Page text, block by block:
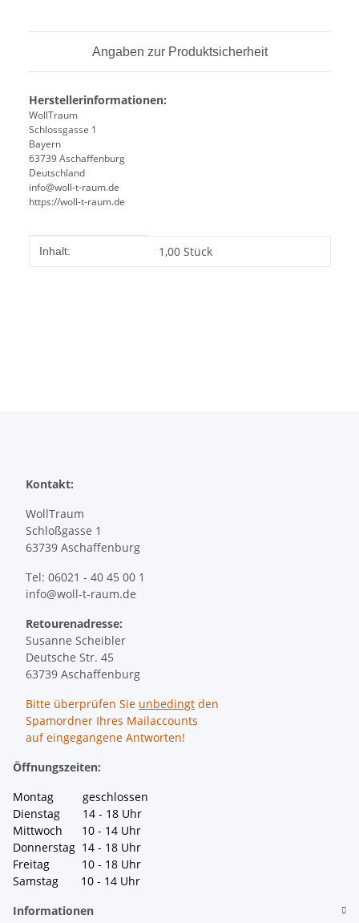
Angaben zur Produktsicherheit
Herstellerinformationen:
WollTraum
Schlossgasse 1
Bayern
63739 Aschaffenburg
Deutschland
info@woll-t-raum.de
https://woll-t-raum.de
Produkteigenschaft
Wert
Inhalt: 1,00 Stück
Kontakt:
WollTraum
Schloßgasse 1
63739 Aschaffenburg
Tel: 06021 - 40 45 00 1
info@woll-t-raum.de
Retourenadresse:
Susanne Scheibler
Deutsche Str. 45
63739 Aschaffenburg
Bitte überprüfen Sie unbedingt den
Spamordner Ihres Mailaccounts
auf eingegangene Antworten!
Öffnungszeiten:
Montag geschlossen
Dienstag 14 - 18 Uhr
Mittwoch 10 - 14 Uhr
Donnerstag 14 - 18 Uhr
Freitag 10 - 18 Uhr
Samstag 10 - 14 Uhr
Informationen